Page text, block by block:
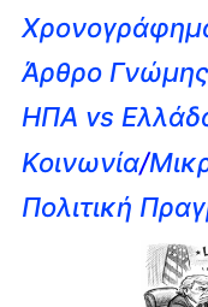
Άρθρο
ΗΠΑ vs
Κοινωνία/
Πολιτική